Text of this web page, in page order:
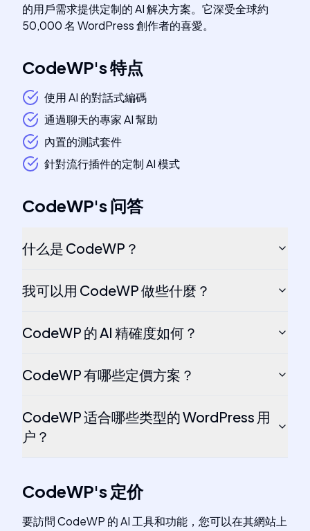
的用戶需求提供定制的 AI 解决方案。它深受全球約
50,000 名 WordPress 創作者的喜愛。
CodeWP's特点
使用 AI 的對話式編碼
通過聊天的專家 AI 幫助
內置的測試套件
針對流行插件的定制 AI 模式
CodeWP's问答
什么是 CodeWP？
我可以用 CodeWP 做些什麼？
CodeWP 的 AI 精確度如何？
CodeWP 有哪些定價方案？
CodeWP 适合哪些类型的 WordPress 用
户？
CodeWP's 定价
要訪問 CodeWP 的 AI 工具和功能，您可以在其網站上